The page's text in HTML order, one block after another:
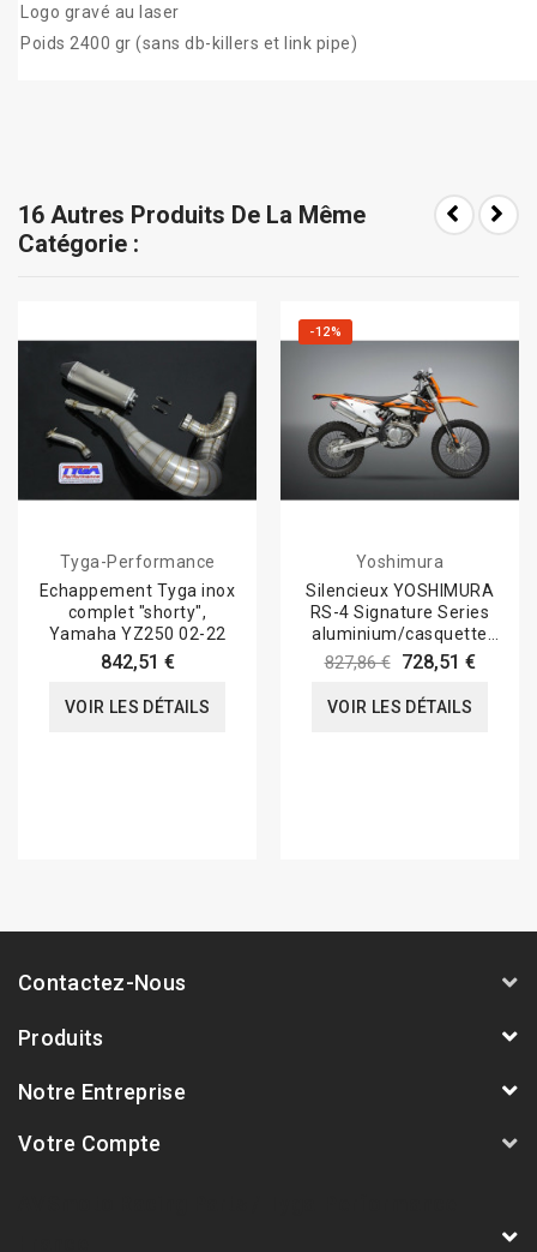
Logo gravé au laser
Poids 2400 gr (sans db-killers et link pipe)
16 Autres Produits De La Même
Catégorie :
Tyga-Performance
Echappement Tyga inox
complet "shorty",
Yamaha YZ250 02-22
842,51 €
VOIR LES DÉTAILS
-12%
Yoshimura
Silencieux YOSHIMURA
RS-4 Signature Series
aluminium/casquette
carbone...
827,86 € 728,51 €
VOIR LES DÉTAILS
Contactez-Nous
Produits
Notre Entreprise
Votre Compte